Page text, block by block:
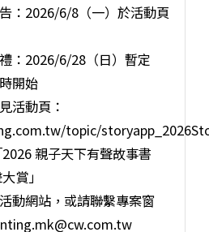
：2026/6/8（一）於活動頁
：2026/6/28（日）暫定
開始
活動頁：
topic/
親子天下有聲故事書
賞」
動網站，或請聯繫專案窗